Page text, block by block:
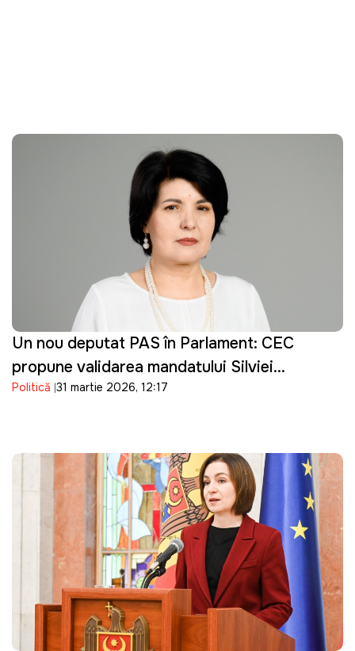
Un nou deputat PAS în Parlament: CEC
propune validarea mandatului Silviei
Bondarenco
Politică 31 martie 2026, 12:17